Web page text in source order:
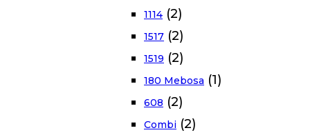
1114 (2)
1517 (2)
1519 (2)
180 Mebosa (1)
608 (2)
Combi (2)